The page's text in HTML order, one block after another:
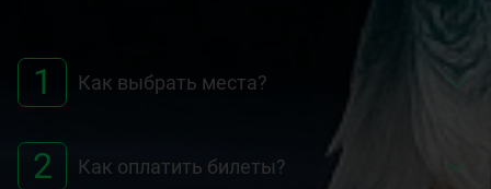
1 Как выбрать места?
2 Как оплатить билеты?